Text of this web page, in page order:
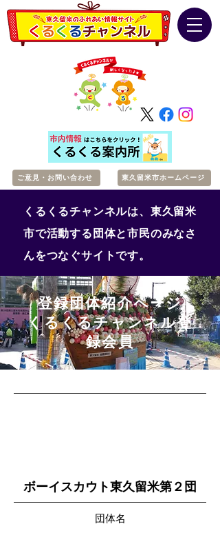
ご意見・お問い合わせ 東久留米市ホームページ
くるくるチャンネルは、東久留米
市で活動する団体と市民のみなさ
んをつなぐサイトです。
ボーイスカウト東久留米第２団
団体名
登録団体紹介ページ
​くるくるチャンネル登
録会員